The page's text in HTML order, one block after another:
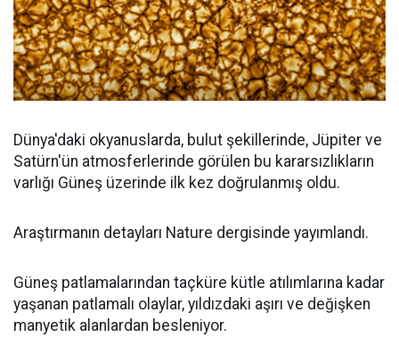
Dünya'daki okyanuslarda, bulut şekillerinde, Jüpiter ve
Satürn'ün atmosferlerinde görülen bu kararsızlıkların
varlığı Güneş üzerinde ilk kez doğrulanmış oldu.
Araştırmanın detayları Nature dergisinde yayımlandı.
Güneş patlamalarından taçküre kütle atılımlarına kadar
yaşanan patlamalı olaylar, yıldızdaki aşırı ve değişken
manyetik alanlardan besleniyor.